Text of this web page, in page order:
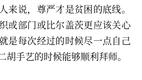
来说，尊严才是贫困的底线。
或部门或比尔盖茨更应该关心
是每次经过的时候尽一点自己
胡手艺的时候能够顺利拜师。